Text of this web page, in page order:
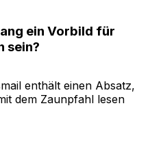
ein Vorbild für
sein?
enthält einen Absatz,
dem Zaunpfahl lesen